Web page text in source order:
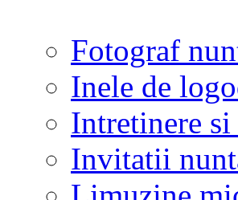
Fotograf
Inele de
Intretinere
Invitatii